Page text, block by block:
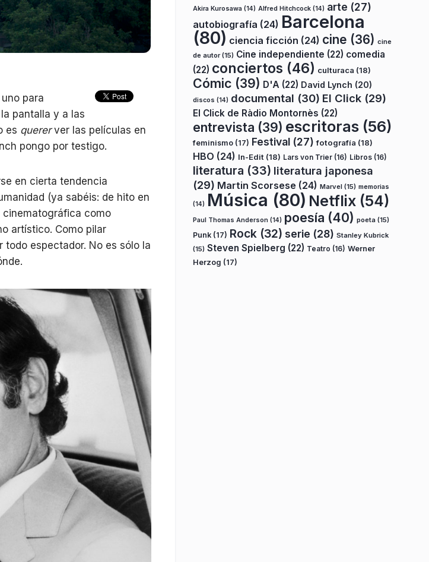
para
pantalla y a las
es quererver las películas en
pongo por testigo.
en cierta tendencia
(ya sabéis: de hito en
cinematográfica como
artístico. Como pilar
espectador. No es sólo la
Akira Kurosawa (14) Alfred Hitchcock (14) arte (27)
autobiografía (24) Barcelona
(80) ciencia ficción (24) cine (36) cine
de autor(15) Cine independiente (22) comedia
(22) conciertos (46) culturaca (18)
Cómic (39) D'A (22) David Lynch (20)
discos (14) documental (30) El Click (29)
El Click de Ràdio Montornès (22)
entrevista (39) escritoras (56)
feminismo (17) Festival (27) fotografía (18)
HBO (24) In-Edit (18) Lars von Trier (16) Libros (16)
literatura (33) literatura japonesa
(29) Martin Scorsese (24) Marvel (15) memorias
(14) Música (80) Netflix (54)
Paul Thomas Anderson (14) poesía (40) poeta (15)
Punk (17) Rock (32) serie (28) Stanley Kubrick
(15) Steven Spielberg (22) Teatro (16) Werner
Herzog (17)